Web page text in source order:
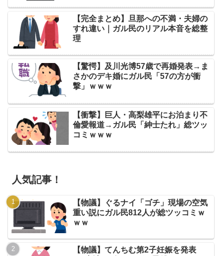
【完全まとめ】旦那への不満・夫婦の
すれ違い｜ガル民のリアル本音を総整
理
【驚愕】及川光博57歳で再婚発表→ま
さかのデキ婚にガル民「57の方が衝
撃」ｗｗｗ
【衝撃】巨人・高梨雄平にお泊まり不
倫愛報道→ガル民「紳士たれ」総ツッ
コミｗｗｗ
人気記事！
【物議】ぐるナイ「ゴチ」現場の空気
重い説にガル民812人が総ツッコミｗ
ｗｗ
【物議】てんちむ第2子妊娠を発表